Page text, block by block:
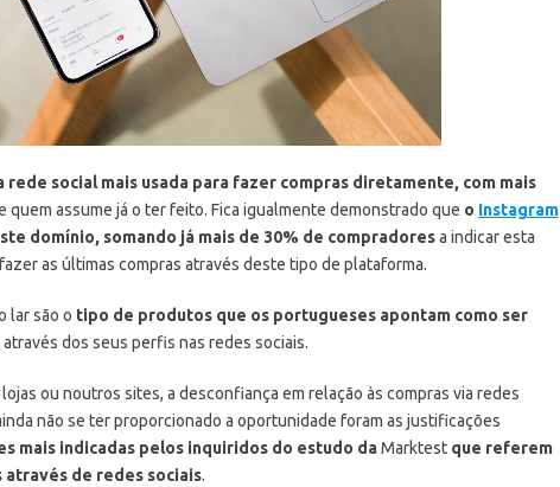
rede social mais usada para fazer compras diretamente, com mais
quem assume já o ter feito. Fica igualmente demonstrado que o Instagram
domínio, somando já mais de 30% de compradoresa indicar esta
as últimas compras através deste tipo de plataforma.
lar são o tipo de produtos que os portugueses apontam como ser
através dos seus perfis nas redes sociais.
ou noutros sites, a desconfiança em relação às compras via redes
não se ter proporcionado a oportunidade foram as justificações
mais indicadas pelos inquiridos do estudo daMarktest que referem
de redes sociais.